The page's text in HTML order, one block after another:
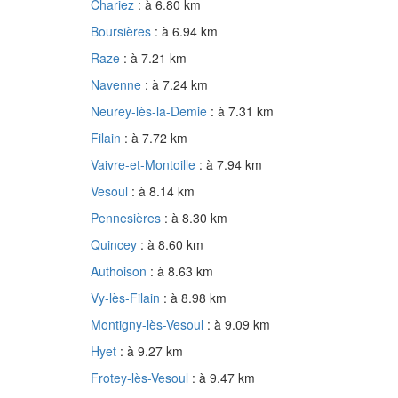
Chariez : à 6.80 km
Boursières : à 6.94 km
Raze : à 7.21 km
Navenne : à 7.24 km
Neurey-lès-la-Demie : à 7.31 km
Filain : à 7.72 km
Vaivre-et-Montoille : à 7.94 km
Vesoul : à 8.14 km
Pennesières : à 8.30 km
Quincey : à 8.60 km
Authoison : à 8.63 km
Vy-lès-Filain : à 8.98 km
Montigny-lès-Vesoul : à 9.09 km
Hyet : à 9.27 km
Frotey-lès-Vesoul : à 9.47 km